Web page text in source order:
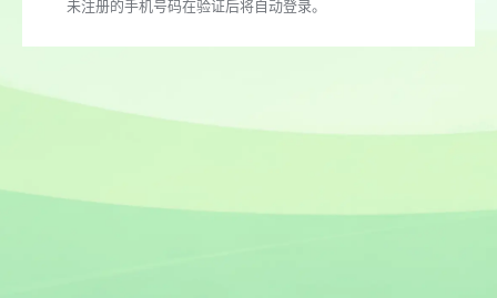
未注册的手机号码在验证后将自动登录。